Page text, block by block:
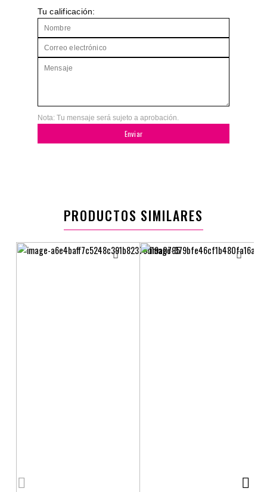
Tu calificación:
Nota: Tu mensaje será sujeto a aprobación.
Enviar
PRODUCTOS SIMILARES